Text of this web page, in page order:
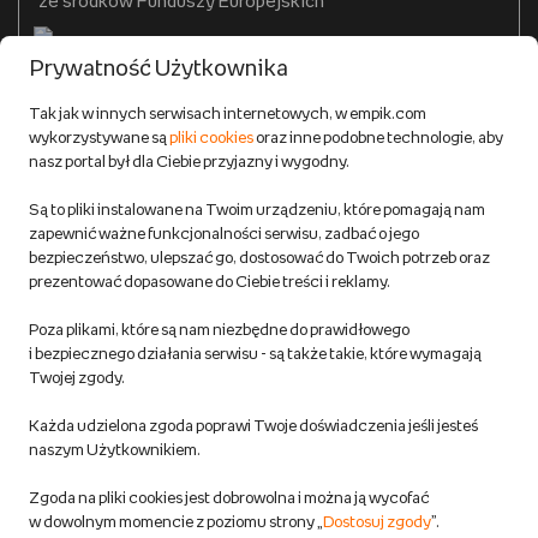
Zwroty
Reklamacje
Regulamin empik.com
Pozostałe Regulaminy Empiku
Polityka prywatności empik.com
produktów niebezpiecznych
Dostosuj zgody
Do 100 zł na pierwsze zakupy w aplikacji. Pobierz i
korzystaj z kodów zniżkowych.Dowiedz się więcej
Prywatność Użytkownika
Tak jak w innych serwisach internetowych, w empik.com
wykorzystywane sąpliki cookiesoraz inne podobne technologie, aby
nasz portal był dla Ciebie przyjazny i wygodny.
Są to pliki instalowane na Twoim urządzeniu, które pomagają nam
zapewnić ważne funkcjonalności serwisu, zadbać o jego
bezpieczeństwo, ulepszać go, dostosować do Twoich potrzeb oraz
prezentować dopasowane do Ciebie treści i reklamy.
Poza plikami, które są nam niezbędne do prawidłowego
i bezpiecznego działania serwisu - są także takie, które wymagają
Twojej zgody.
Każda udzielona zgoda poprawi Twoje doświadczenia jeśli jesteś
naszym Użytkownikiem.
Zgoda na pliki cookies jest dobrowolna i można ją wycofać
w dowolnym momencie z poziomu strony „ Dostosuj zgody”.